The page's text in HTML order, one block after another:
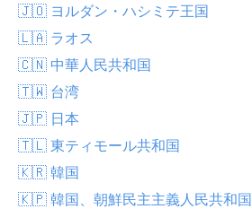
🇯🇴 ヨルダン・ハシミテ王国
🇱🇦 ラオス
🇨🇳 中華人民共和国
🇹🇼 台湾
🇯🇵 日本
🇹🇱 東ティモール共和国
🇰🇷 韓国
🇰🇵 韓国、朝鮮民主主義人民共和国